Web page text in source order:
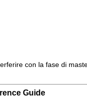
con la fase di
Guide